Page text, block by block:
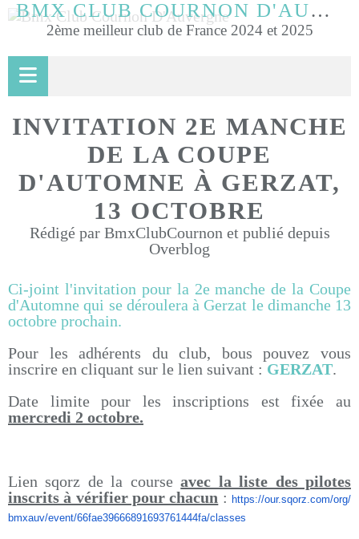
BMX CLUB COURNON D'AUVERGNE
2ème meilleur club de France 2024 et 2025
INVITATION 2E MANCHE
DE LA COUPE
D'AUTOMNE À GERZAT,
13 OCTOBRE
Rédigé par BmxClubCournon et publié depuis
Overblog
Ci-joint l'invitation pour la 2e manche de la Coupe
d'Automne qui se déroulera à Gerzat le dimanche 13
octobre prochain.
Pour les adhérents du club, bous pouvez vous
inscrire en cliquant sur le lien suivant : GERZAT.
Date limite pour les inscriptions est fixée au
mercredi 2 octobre.
Lien sqorz de la courseavec la liste des pilotes
inscrits à vérifier pour chacun : https://our.sqorz.com/org/
bmxauv/event/66fae39666891693761444fa/classes